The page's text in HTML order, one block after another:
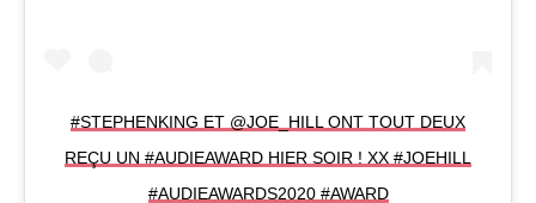
#STEPHENKING ET @JOE_HILL ONT TOUT DEUX
REÇU UN #AUDIEAWARD HIER SOIR ! XX #JOEHILL
#AUDIEAWARDS2020 #AWARD